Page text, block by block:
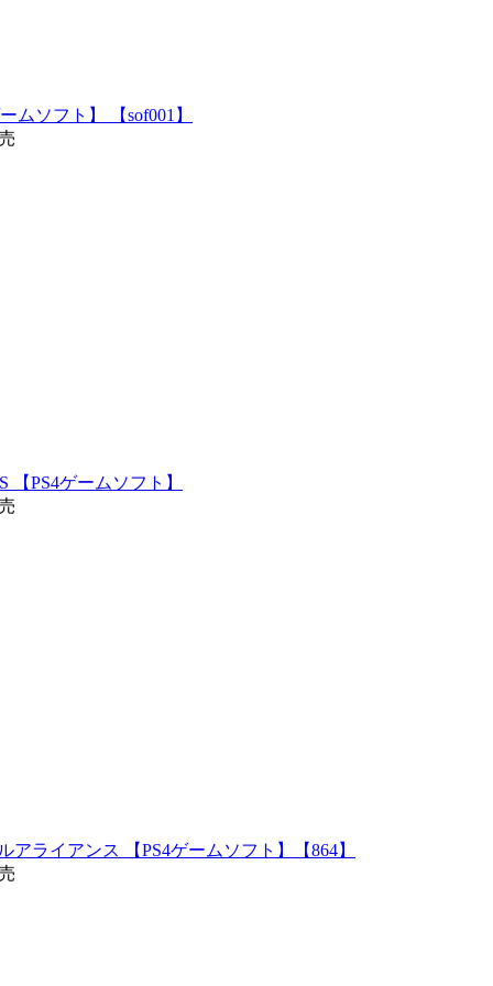
ムソフト】 【sof001】
【PS4ゲームソフト】
アライアンス 【PS4ゲームソフト】【864】